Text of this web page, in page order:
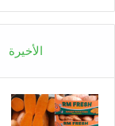
الأخيرة